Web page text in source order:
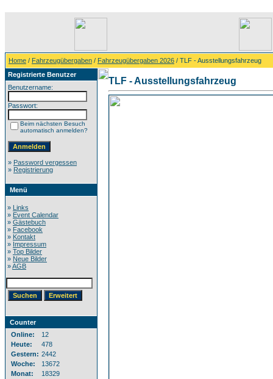
Home / Fahrzeugübergaben / Fahrzeugübergaben 2026 / TLF - Ausstellungsfahrzeug
Registrierte Benutzer
Benutzername:
Passwort:
Beim nächsten Besuch
automatisch anmelden?
» Password vergessen
» Registrierung
Menü
» Links
» Event Calendar
» Gästebuch
» Facebook
» Kontakt
» Impressum
» Top Bilder
» Neue Bilder
»AGB
Counter
Online:
12
Heute:
478
Gestern: 2442
Woche:
13672
Monat:
18329
TLF - Ausstellungsfahrzeug